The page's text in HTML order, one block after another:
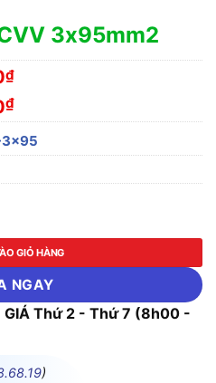
3x95mm2
₫
₫
số lượng
GIỎ HÀNG
NGAY
GIÁ Thứ 2 - Thứ 7 (8h00 -
)